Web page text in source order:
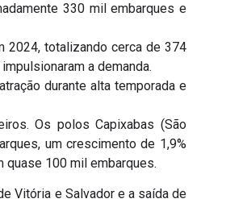
330 mil embarques e
2024, totalizando cerca de 374
a demanda.
durante alta temporada e
Os polos Capixabas (São
um crescimento de 1,9%
quase 100 mil embarques.
Vitória e Salvador e a saída de